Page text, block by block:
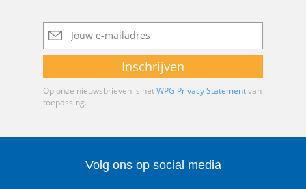
routine van het lichtschip in de war en zet de
verhoudingen op scherp. Wat begint als een welkome
onderbreking van het saaie bestaan, ontwikkelt zich al
gauw tot een splijtzwam die sluimerende angsten wakker
schudt en slachtoffers maakt.
E-
mailadres
Inschrijven
Op onze nieuwsbrieven is hetWPG Privacy Statementvan
toepassing.
Volg ons op social media